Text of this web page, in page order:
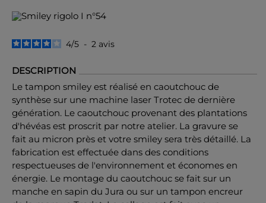
4/5 - 2 avis
DESCRIPTION
Le tampon smiley est réalisé en caoutchouc de
synthèse sur une machine laser Trotec de dernière
génération. Le caoutchouc provenant des plantations
d'hévéas est proscrit par notre atelier. La gravure se
fait au micron près et votre smiley sera très détaillé. La
fabrication est effectuée dans des conditions
respectueuses de l'environnement et économes en
énergie. Le montage du caoutchouc se fait sur un
manche en sapin du Jura ou sur un tampon encreur